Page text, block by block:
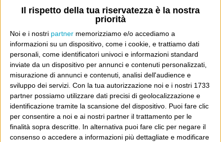
Il rispetto della tua riservatezza è la nostra
priorità
Noi e i nostri partner memorizziamo e/o accediamo a
informazioni su un dispositivo, come i cookie, e trattiamo dati
personali, come identificatori univoci e informazioni standard
inviate da un dispositivo per annunci e contenuti personalizzati,
misurazione di annunci e contenuti, analisi dell'audience e
sviluppo dei servizi. Con la tua autorizzazione noi e i nostri 1733
partner possiamo utilizzare dati precisi di geolocalizzazione e
identificazione tramite la scansione del dispositivo. Puoi fare clic
per consentire a noi e ai nostri partner il trattamento per le
finalità sopra descritte. In alternativa puoi fare clic per negare il
consenso o accedere a informazioni più dettagliate e modificare
“Pride”), che si saltava come dei matti, ai concerti e
nelle discoteche. Nelle discoteche, poi, si è smesso di
saltare: con l’avvento della house prese forma quella
metamorfosi dei movimenti per cui dal muovere molto le
gambe e poco le braccia, ci buttammo tutti a divincolarci
e sbracciarci senza mai spostare le suole delle scarpe:
sarà stato l’affollamento. Ai concerti, invece si salta
sempre: l’ultima volta che ho visto gli U2 dal vivo la
parte più eccitante di tutto quanto era il terremoto
provocato da ottantamila persone che zompano come